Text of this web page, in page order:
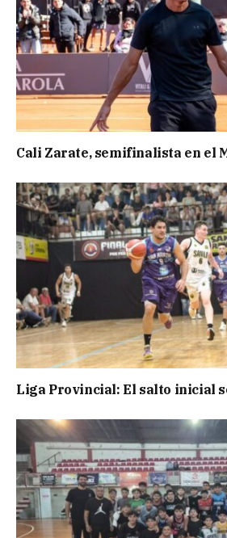
Cali Zarate, semifinalista en el
Liga Provincial: El salto inicial